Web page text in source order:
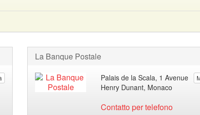
La Banque Postale
Palais de la Scala, 1 Avenue
Henry Dunant, Monaco
Contatto per telefono